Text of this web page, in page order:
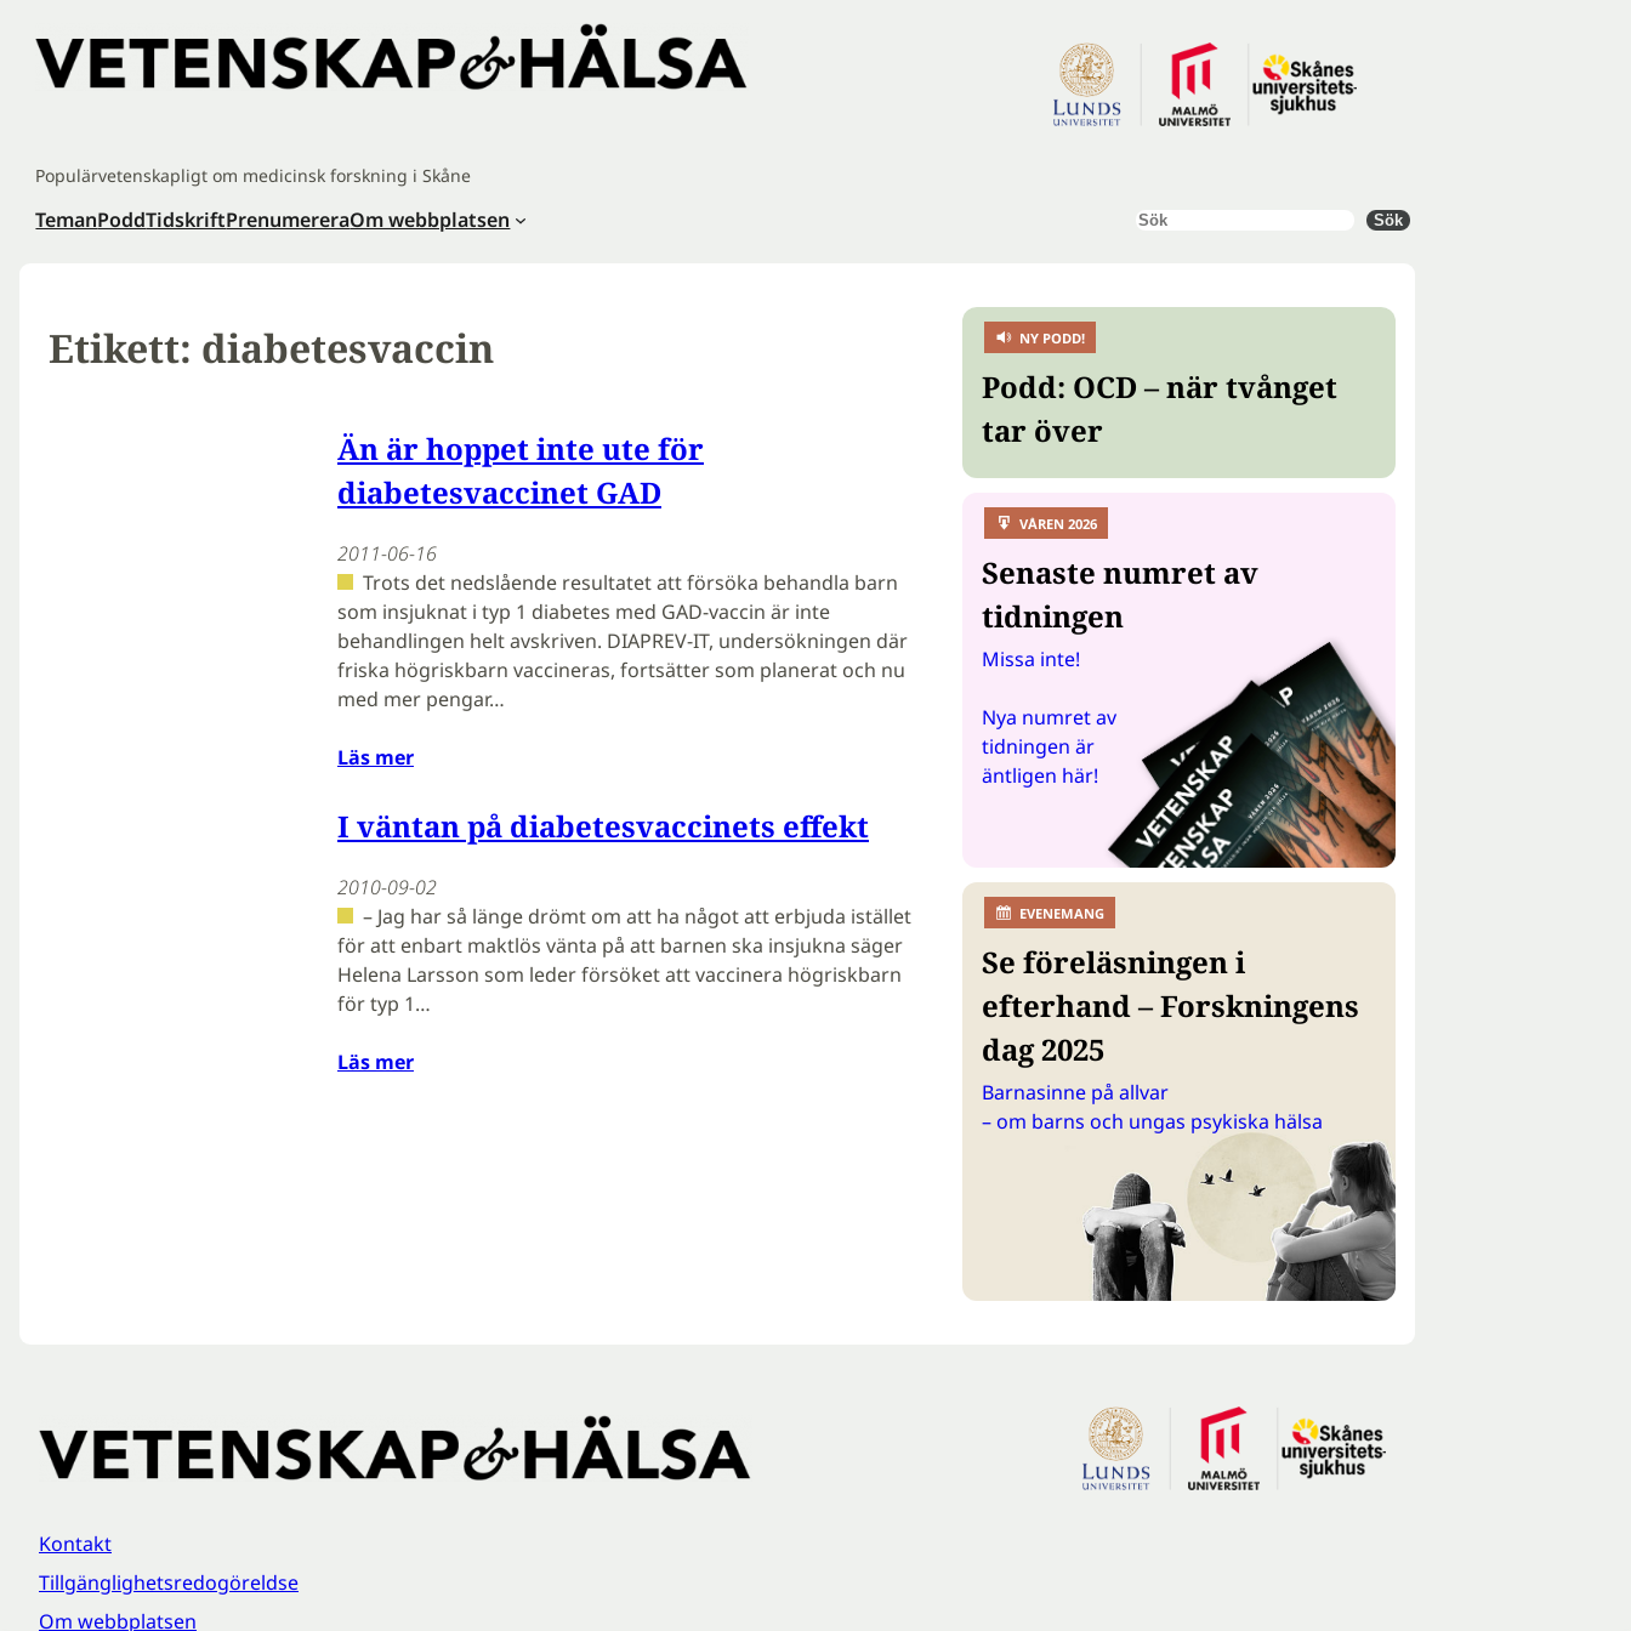
innehåll
Populärvetenskapligt om medicinsk forskning i Skåne
TemanPoddTidskriftPrenumereraOm webbplatsen Sök Sök
Etikett: diabetesvaccin
Än är hoppet inte ute för
diabetesvaccinet GAD
2011-06-16
Trots det nedslående resultatet att försöka behandla barn
som insjuknat i typ 1 diabetes med GAD-vaccin är inte
behandlingen helt avskriven. DIAPREV-IT, undersökningen där
friska högriskbarn vaccineras, fortsätter som planerat och nu
med mer pengar…
Läs mer
I väntan på diabetesvaccinets effekt
2010-09-02
– Jag har så länge drömt om att ha något att erbjuda istället
för att enbart maktlös vänta på att barnen ska insjukna säger
Helena Larsson som leder försöket att vaccinera högriskbarn
för typ 1…
Läs mer
NY PODD!
Podd: OCD – när tvånget
tar över
VÅREN 2026
Senaste numret av
tidningen
Missa inte!
Nya numret av
tidningen är
äntligen här!
EVENEMANG
Se föreläsningen i
efterhand – Forskningens
dag 2025
Barnasinne på allvar
– om barns och ungas psykiska hälsa
Kontakt
Tillgänglighetsredogöreldse
Om webbplatsen